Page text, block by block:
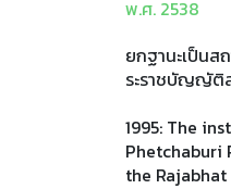
พ.ศ. 2538
ยกฐานะเป็นส
ระราชบัญญัติ
1995: The
Phetchaburi
the